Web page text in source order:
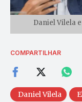
Daniel Vilela
COMPARTILHAR
Daniel Vilela